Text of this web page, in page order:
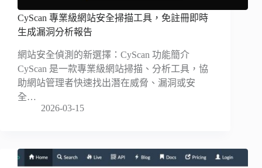
CyScan 專業級網站安全掃描工具，免註冊即時
生成漏洞分析報告
網站安全偵測的新選擇：CyScan 功能簡介
CyScan 是一款專業級網站掃描、分析工具，協
助網站管理者快速找出潛在威脅、漏洞或安
全…
2026-03-15